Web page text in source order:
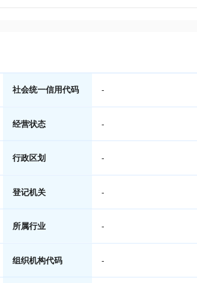
社会统一信用代码 -
经营状态 -
行政区划 -
登记机关 -
所属行业 -
组织机构代码 -